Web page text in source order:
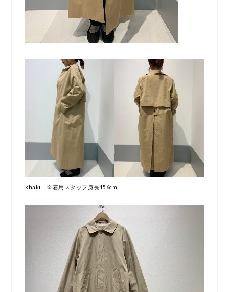
khaki ※着用スタッフ身長156cm